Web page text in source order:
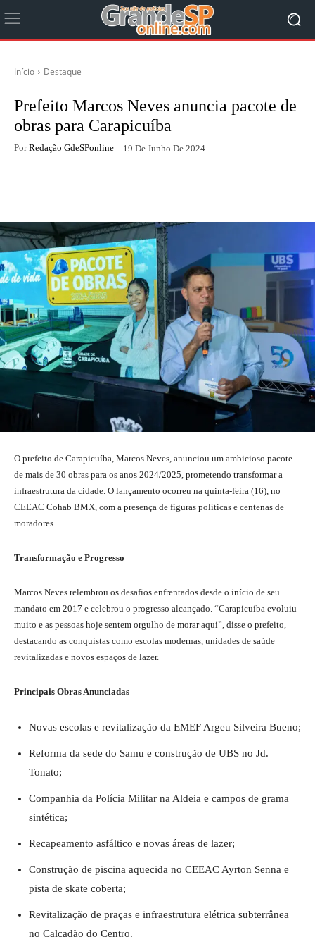
Início Destaque
Prefeito Marcos Neves anuncia pacote de
obras para Carapicuíba
Por Redação GdeSPonline 19 De Junho De 2024
O prefeito de Carapicuíba, Marcos Neves, anunciou um ambicioso pacote
de mais de 30 obras para os anos 2024/2025, prometendo transformar a
infraestrutura da cidade. O lançamento ocorreu na quinta-feira (16), no
CEEAC Cohab BMX, com a presença de figuras políticas e centenas de
moradores.
Transformação e Progresso
Marcos Neves relembrou os desafios enfrentados desde o início de seu
mandato em 2017 e celebrou o progresso alcançado. “Carapicuíba evoluiu
muito e as pessoas hoje sentem orgulho de morar aqui”, disse o prefeito,
destacando as conquistas como escolas modernas, unidades de saúde
revitalizadas e novos espaços de lazer.
Principais Obras Anunciadas
Novas escolas e revitalização da EMEF Argeu Silveira Bueno;
Reforma da sede do Samu e construção de UBS no Jd.
Tonato;
Companhia da Polícia Militar na Aldeia e campos de grama
sintética;
Recapeamento asfáltico e novas áreas de lazer;
Construção de piscina aquecida no CEEAC Ayrton Senna e
pista de skate coberta;
Revitalização de praças e infraestrutura elétrica subterrânea
no Calçadão do Centro.